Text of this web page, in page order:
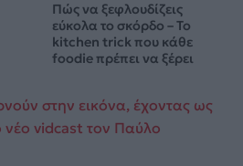
Πώς να ξεφλουδίζεις
εύκολα το σκόρδο – Το
kitchen trick που κάθε
foodie πρέπει να ξέρει